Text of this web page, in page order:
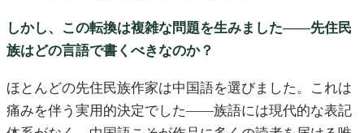
しかし、この転換は複雑な問題を生みました——先住民
族はどの言語で書くべきなのか？
ほとんどの先住民族作家は中国語を選びました。これは
痛みを伴う実用的決定でした——族語には現代的な表記